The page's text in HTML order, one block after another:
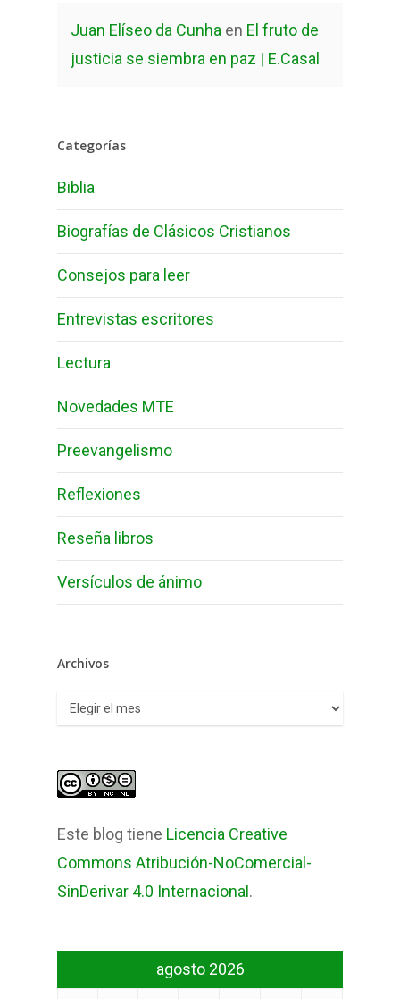
Juan Elíseo da Cunha en El fruto de
justicia se siembra en paz | E.Casal
Categorías
Biblia
Biografías de Clásicos Cristianos
Consejos para leer
Entrevistas escritores
Lectura
Novedades MTE
Preevangelismo
Reflexiones
Reseña libros
Versículos de ánimo
Archivos
Archivos
Este blog tiene Licencia Creative
Commons Atribución-NoComercial-
SinDerivar 4.0 Internacional.
agosto 2026